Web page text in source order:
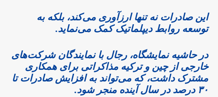
این صادرات نه تنها ارزآوری می‌کند، بلکه به
توسعه روابط دیپلماتیک کمک می‌نماید.
در حاشیه نمایشگاه، رجال با نمایندگان شرکت‌های
خارجی از چین و ترکیه مذاکراتی برای همکاری
مشترک داشت، که می‌تواند به افزایش صادرات تا
۳۰ درصد در سال آینده منجر شود.